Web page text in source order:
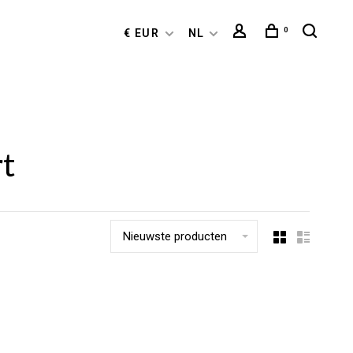
€ EUR NL 0
Nieuwste producten